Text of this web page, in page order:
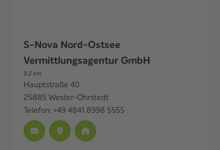
S-Nova Nord-Ostsee
Vermittlungsagentur GmbH
9.2 km
Hauptstraße 40
25885 Wester-Ohrstedt
Telefon: +49 4841 8998 5555